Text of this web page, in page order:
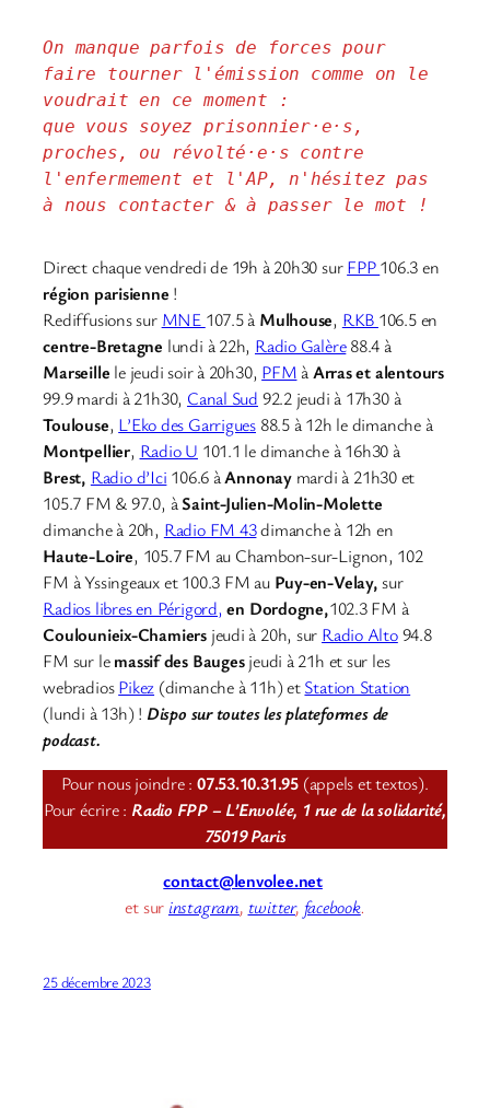
On manque parfois de forces pour
faire tourner l'émission comme on le
voudrait en ce moment :
que vous soyez prisonnier·e·s,
proches, ou révolté·e·s contre
l'enfermement et l'AP, n'hésitez pas
à nous contacter & à passer le mot !
Direct chaque vendredi de 19h à 20h30 surFPP106.3 en
région parisienne !
Rediffusions sur MNE 107.5 à Mulhouse, RKB 106.5 en
centre-Bretagne lundi à 22h, Radio Galère88.4 à
Marseille le jeudi soir à 20h30, PFMàArras et alentours
99.9 mardi à 21h30, Canal Sud 92.2 jeudi à 17h30 à
Toulouse, L’Eko des Garrigues 88.5 à 12h le dimanche à
Montpellier, Radio U 101.1 le dimanche à 16h30 à
Brest, Radio d’Ici 106.6 àAnnonay mardi à 21h30 et
105.7 FM & 97.0, àSaint-Julien-Molin-Molette
dimanche à 20h, Radio FM 43dimanche à 12h en
Haute-Loire, 105.7 FM au Chambon-sur-Lignon, 102
FM à Yssingeaux et 100.3 FM au Puy-en-Velay,sur
Radios libres en Périgord, en Dordogne,102.3 FM à
Coulounieix-Chamiers jeudi à 20h, sur Radio Alto94.8
FM sur lemassif des Baugesjeudi à 21h et sur les
webradiosPikez (dimanche à 11h) etStation Station
(lundi à 13h) ! Dispo sur toutes les plateformes de
podcast.
Pour nous joindre : 07.53.10.31.95 (appels et textos).
Pour écrire : Radio FPP – L’Envolée, 1 rue de la solidarité,
75019 Paris
contact@lenvolee.net
et sur instagram, twitter, facebook.
25 décembre 2023